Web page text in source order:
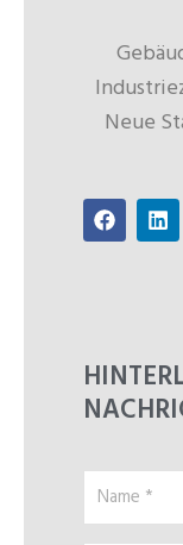
Neue
F
a
c
k
L
i
n
n
Name
*